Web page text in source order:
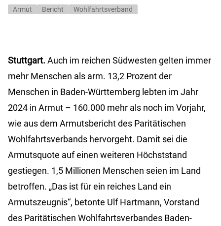
Armut Bericht Wohlfahrtsverband
Stuttgart. Auch im reichen Südwesten gelten immer
mehr Menschen als arm. 13,2 Prozent der
Menschen in Baden-Württemberg lebten im Jahr
2024 in Armut – 160.000 mehr als noch im Vorjahr,
wie aus dem Armutsbericht des Paritätischen
Wohlfahrtsverbands hervorgeht. Damit sei die
Armutsquote auf einen weiteren Höchststand
gestiegen. 1,5 Millionen Menschen seien im Land
betroffen. „Das ist für ein reiches Land ein
Armutszeugnis“, betonte Ulf Hartmann, Vorstand
des Paritätischen Wohlfahrtsverbandes Baden-